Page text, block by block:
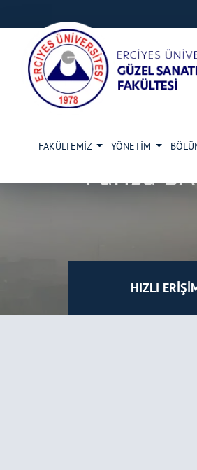
FAKÜLTEMİZ YÖNETİM
Parisa
HIZLI